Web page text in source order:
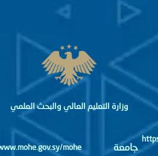
جامعة
وزارة التعليم العالي والبحث العلمي
http://www.mohe.gov.sy/mohe